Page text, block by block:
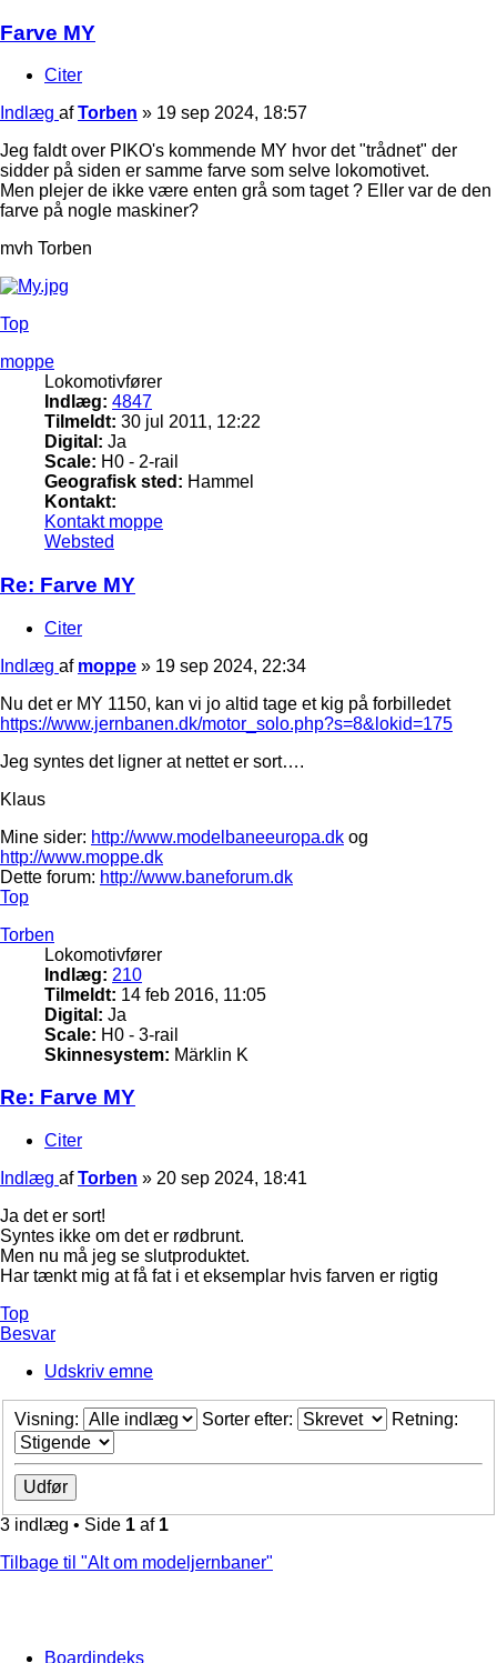
Farve MY
Citer
Indlæg afTorben » 19 sep 2024, 18:57
Jeg faldt over PIKO's kommende MY hvor det "trådnet" der
sidder på siden er samme farve som selve lokomotivet.
Men plejer de ikke være enten grå som taget ? Eller var de den
farve på nogle maskiner?
mvh Torben
Top
moppe
Lokomotivfører
Indlæg: 4847
Tilmeldt: 30 jul 2011, 12:22
Digital: Ja
Scale: H0 - 2-rail
Geografisk sted: Hammel
Kontakt:
Kontakt moppe
Websted
Re: Farve MY
Citer
Indlæg af moppe » 19 sep 2024, 22:34
Nu det er MY 1150, kan vi jo altid tage et kig på forbilledet
https://www.jernbanen.dk/motor_solo.php?s=8&lokid=175
Jeg syntes det ligner at nettet er sort….
Klaus
Mine sider: http://www.modelbaneeuropa.dk og
http://www.moppe.dk
Dette forum: http://www.baneforum.dk
Top
Torben
Lokomotivfører
Indlæg: 210
Tilmeldt: 14 feb 2016, 11:05
Digital: Ja
Scale: H0 - 3-rail
Skinnesystem: Märklin K
Re: Farve MY
Citer
Indlæg afTorben » 20 sep 2024, 18:41
Ja det er sort!
Syntes ikke om det er rødbrunt.
Men nu må jeg se slutproduktet.
Har tænkt mig at få fat i et eksemplar hvis farven er rigtig
Top
Besvar
Udskriv emne
Visning: Sorter efter: Retning:
3 indlæg • Side 1 af 1
Tilbage til "Alt om modeljernbaner"
Boardindeks